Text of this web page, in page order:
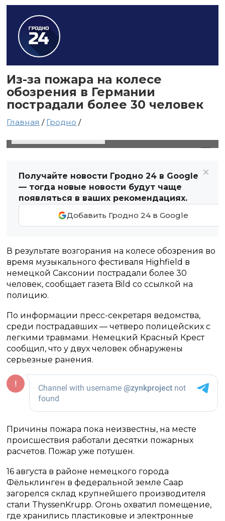
Из-за пожара на колесе
обозрения в Германии
пострадали более 30 человек
Главная / Гродно /
Получайте новости Гродно 24 в Google
— тогда новые новости будут чаще
появляться в ваших рекомендациях.
Добавить Гродно 24 в Google
В результате возгорания на колесе обозрения во
время музыкального фестиваля Highfield в
немецкой Саксонии пострадали более 30
человек, сообщает газета Bild со ссылкой на
полицию.
По информации пресс-секретаря ведомства,
среди пострадавших — четверо полицейских с
легкими травмами. Немецкий Красный Крест
сообщил, что у двух человек обнаружены
серьезные ранения.
Причины пожара пока неизвестны, на месте
происшествия работали десятки пожарных
расчетов. Пожар уже потушен.
16 августа в районе немецкого города
Фёльклинген в федеральной земле Саар
загорелся склад крупнейшего производителя
стали ThyssenKrupp. Огонь охватил помещение,
где хранились пластиковые и электронные